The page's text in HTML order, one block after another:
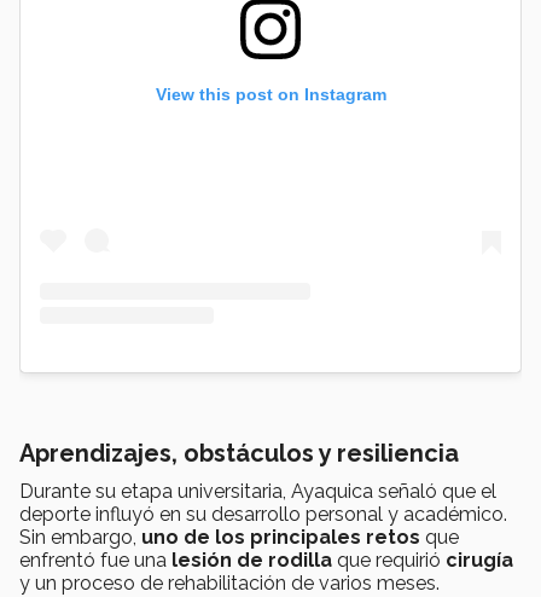
View this post on Instagram
Aprendizajes, obstáculos y resiliencia
Durante su etapa universitaria, Ayaquica señaló que el
deporte influyó en su desarrollo personal y académico.
Sin embargo, uno de los principales retos que
enfrentó fue una lesión de rodilla que requirió cirugía
y un proceso de rehabilitación de varios meses.